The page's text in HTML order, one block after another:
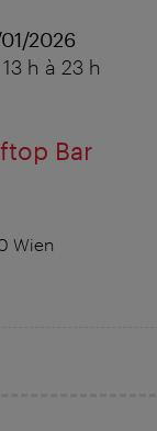
2026
h à 23 h
Bar
Wien